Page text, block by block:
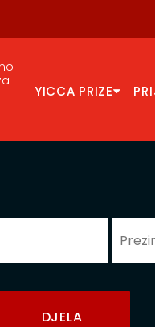
YICCA PRIZE
DJELA